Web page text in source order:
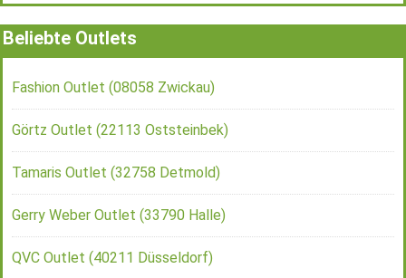
Beliebte Outlets
Fashion Outlet (08058 Zwickau)
Görtz Outlet (22113 Oststeinbek)
Tamaris Outlet (32758 Detmold)
Gerry Weber Outlet (33790 Halle)
QVC Outlet (40211 Düsseldorf)